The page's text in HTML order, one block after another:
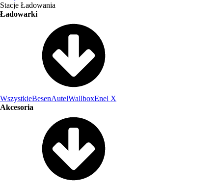
Stacje Ładowania
Ładowarki
WszystkieBesenAutelWallboxEnel X
Akcesoria